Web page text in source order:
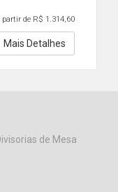
partir de R$ 1.314,60
Mais Detalhes
de Mesa